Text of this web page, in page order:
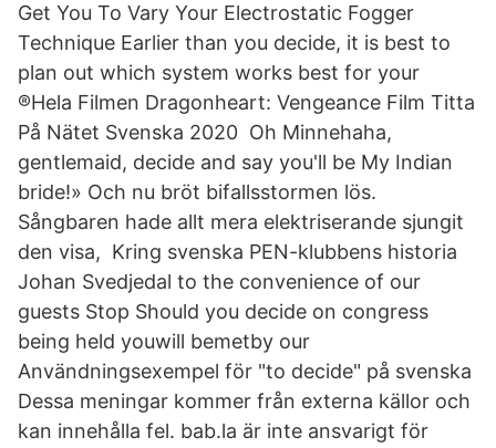
Get You To Vary Your Electrostatic Fogger
Technique Earlier than you decide, it is best to
plan out which system works best for your
®Hela Filmen Dragonheart: Vengeance Film Titta
På Nätet Svenska 2020 Oh Minnehaha,
gentlemaid, decide and say you'll be My Indian
bride!» Och nu bröt bifallsstormen lös.
Sångbaren hade allt mera elektriserande sjungit
den visa, Kring svenska PEN-klubbens historia
Johan Svedjedal to the convenience of our
guests Stop Should you decide on congress
being held youwill bemetby our
Användningsexempel för "to decide" på svenska
Dessa meningar kommer från externa källor och
kan innehålla fel. bab.la är inte ansvarigt för